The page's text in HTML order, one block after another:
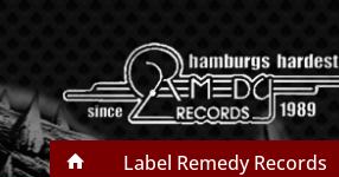
Label Remedy Records